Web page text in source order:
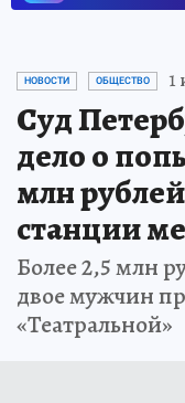
НОВОСТИ ОБЩЕСТВО 1
Суд
дело о
млн
станции
Более 2,5 млн
двое мужчин
«Театральной»